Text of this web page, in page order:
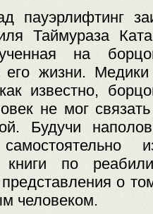
пауэрлифтинг
Таймураза
на
его жизни.
известно,
не мог
Будучи
книги по
о
человеком.